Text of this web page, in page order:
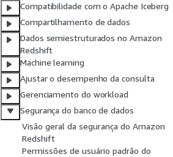
Compatibilidade com o Apache Iceberg
Compartilhamento de dados
Dados semiestruturados no Amazon
Redshift
Machine learning
Ajustar o desempenho da consulta
Gerenciamento do workload
Segurança do banco de dados
Visão geral da segurança do Amazon
Redshift
Permissões de usuário padrão do